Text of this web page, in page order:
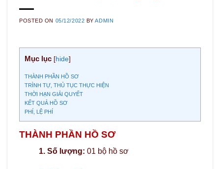
POSTED ON 05/12/2022 BYADMIN
Mục lục [hide]
THÀNH PHẦN HỒ SƠ
TRÌNH TỰ, THỦ TỤC THỰC HIỆN
THỜI HẠN GIẢI QUYẾT
KẾT QUẢ HỒ SƠ
PHÍ, LỆ PHÍ
THÀNH PHẦN HỒ SƠ
1. Số lượng: 01 bộ hồ sơ